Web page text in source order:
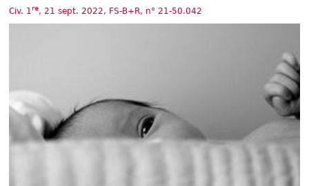
Civ. 1 re, 21 sept. 2022, FS-B+R, n° 21-50.042